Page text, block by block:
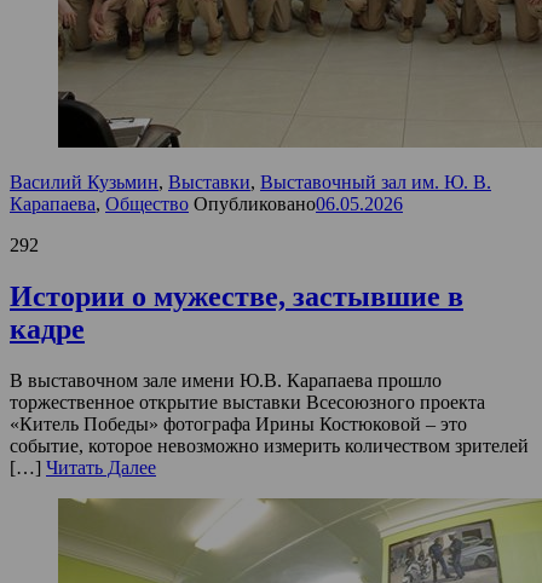
Василий Кузьмин, Выставки, Выставочный зал им. Ю. В.
Карапаева, Общество Опубликовано06.05.2026
292
Истории о мужестве, застывшие в
кадре
В выставочном зале имени Ю.В. Карапаева прошло
торжественное открытие выставки Всесоюзного проекта
«Китель Победы» фотографа Ирины Костюковой – это
событие, которое невозможно измерить количеством зрителей
[…] Читать Далее